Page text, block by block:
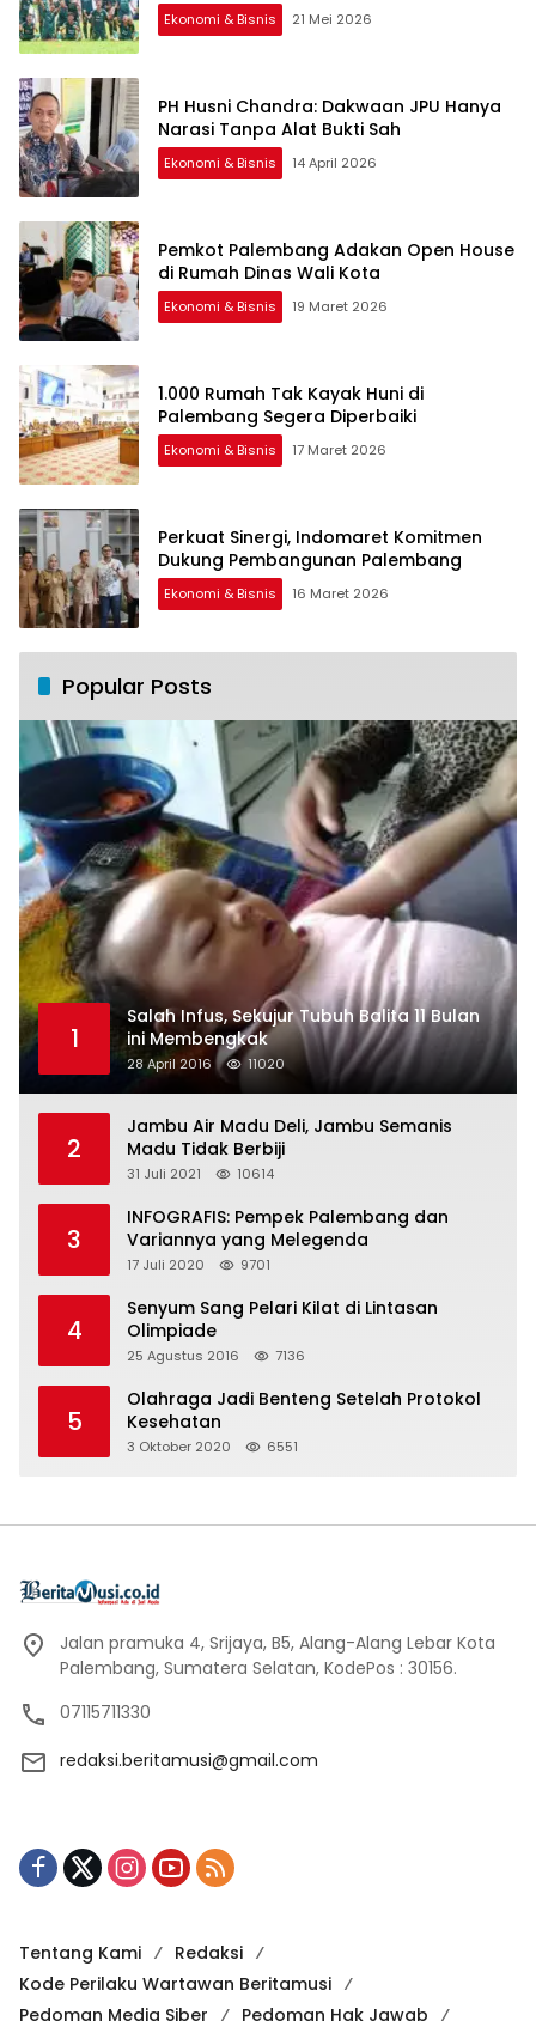
Ekonomi & Bisnis 21 Mei 2026
PH Husni Chandra: Dakwaan JPU Hanya
Narasi Tanpa Alat Bukti Sah
Ekonomi & Bisnis 14 April 2026
Pemkot Palembang Adakan Open House
di Rumah Dinas Wali Kota
Ekonomi & Bisnis 19 Maret 2026
1.000 Rumah Tak Kayak Huni di
Palembang Segera Diperbaiki
Ekonomi & Bisnis 17 Maret 2026
Perkuat Sinergi, Indomaret Komitmen
Dukung Pembangunan Palembang
Ekonomi & Bisnis 16 Maret 2026
Popular Posts
1
Salah Infus, Sekujur Tubuh Balita 11 Bulan
ini Membengkak
28 April 2016 11020
2
Jambu Air Madu Deli, Jambu Semanis
Madu Tidak Berbiji
31 Juli 2021 10614
3
INFOGRAFIS: Pempek Palembang dan
Variannya yang Melegenda
17 Juli 2020 9701
4
Senyum Sang Pelari Kilat di Lintasan
Olimpiade
25 Agustus 2016 7136
5
Olahraga Jadi Benteng Setelah Protokol
Kesehatan
3 Oktober 2020 6551
Jalan pramuka 4, Srijaya, B5, Alang-Alang Lebar Kota
Palembang, Sumatera Selatan, KodePos : 30156.
07115711330
redaksi.beritamusi@gmail.com
Tentang Kami
Redaksi
Kode Perilaku Wartawan Beritamusi
Pedoman Media Siber
Pedoman Hak Jawab